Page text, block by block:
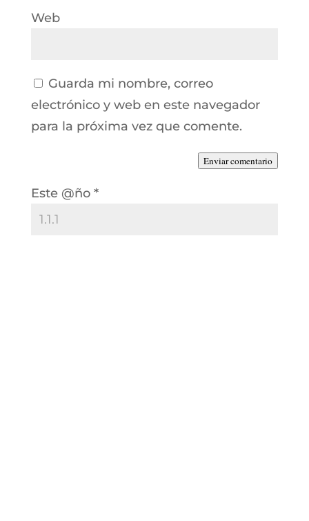
Web
Guarda mi nombre, correo
electrónico y web en este navegador
para la próxima vez que comente.
Enviar comentario
Este @ño *